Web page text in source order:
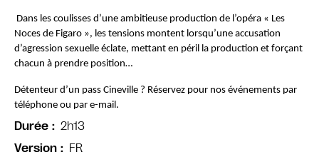
Dans les coulisses d’une ambitieuse production de l’opéra « Les
Noces de Figaro », les tensions montent lorsqu’une accusation
d’agression sexuelle éclate, mettant en péril la production et forçant
chacun à prendre position…
Détenteur d’un pass Cineville ? Réservez pour nos événements par
téléphone ou par e-mail.
Durée
2h13
Version
FR